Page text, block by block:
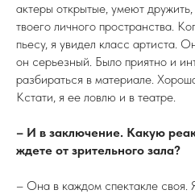
актеры открытые, умеют
твоего личного пространства.
пьесу, я увидел класс артиста.
он серьезный. Было приятно и
разбираться в материале.
Кстати, я ее ловлю и в театре.
– И в заключение. Какую
ждете от зрительного зала?
– Она в каждом спектакле своя.